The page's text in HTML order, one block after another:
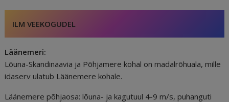
ILM VEEKOGUDEL
Läänemeri:
Lõuna-Skandinaavia ja Põhjamere kohal on madalrõhuala, mille
idaserv ulatub Läänemere kohale.
Läänemere põhjaosa: lõuna- ja kagutuul 4-9 m/s, puhanguti